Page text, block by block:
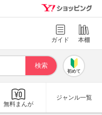
ガイド 本棚
初めて
無料まんが
ジャンル一覧